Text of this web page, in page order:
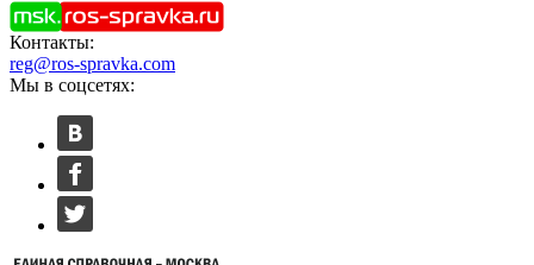
Контакты:
reg@ros-spravka.com
Мы в соцсетях: